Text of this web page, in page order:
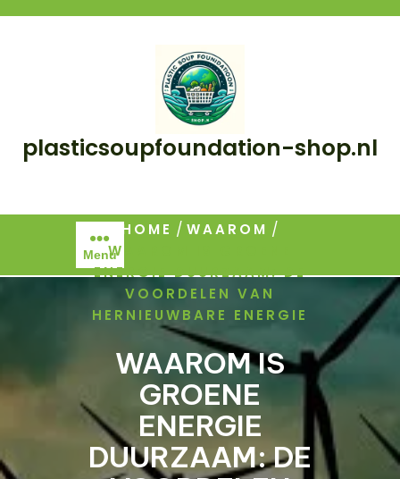
plasticsoupfoundation-shop.nl
Menu
HOME / WAAROM /
WAAROM IS GROENE
ENERGIE DUURZAAM: DE
VOORDELEN VAN
HERNIEUWBARE ENERGIE
WAAROM IS
GROENE
ENERGIE
DUURZAAM: DE